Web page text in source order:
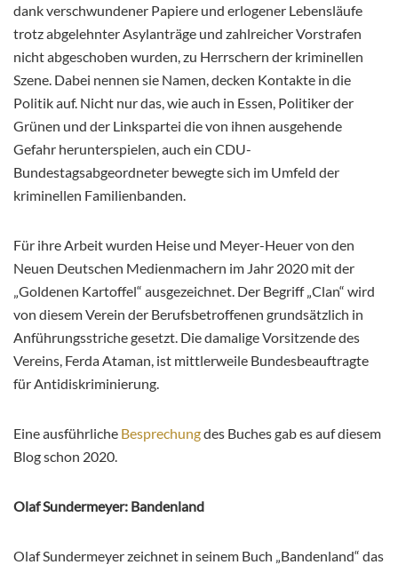
dank verschwundener Papiere und erlogener Lebensläufe
trotz abgelehnter Asylanträge und zahlreicher Vorstrafen
nicht abgeschoben wurden, zu Herrschern der kriminellen
Szene. Dabei nennen sie Namen, decken Kontakte in die
Politik auf. Nicht nur das, wie auch in Essen, Politiker der
Grünen und der Linkspartei die von ihnen ausgehende
Gefahr herunterspielen, auch ein CDU-
Bundestagsabgeordneter bewegte sich im Umfeld der
kriminellen Familienbanden.
Für ihre Arbeit wurden Heise und Meyer-Heuer von den
Neuen Deutschen Medienmachern im Jahr 2020 mit der
„Goldenen Kartoffel“ ausgezeichnet. Der Begriff „Clan“ wird
von diesem Verein der Berufsbetroffenen grundsätzlich in
Anführungsstriche gesetzt. Die damalige Vorsitzende des
Vereins, Ferda Ataman, ist mittlerweile Bundesbeauftragte
für Antidiskriminierung.
Eine ausführliche Besprechungdes Buches gab es auf diesem
Blog schon 2020.
Olaf Sundermeyer: Bandenland
Olaf Sundermeyer zeichnet in seinem Buch „Bandenland“ das